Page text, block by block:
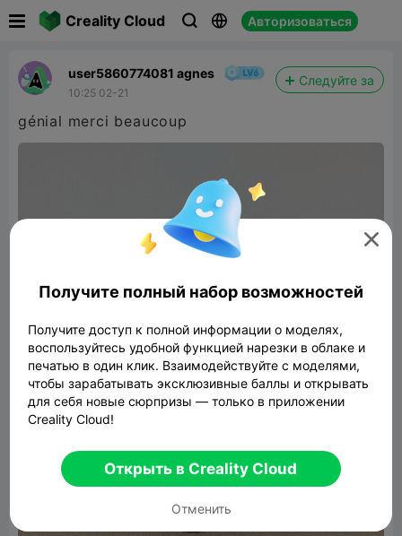
Creality Cloud   Авторизоваться
user5860774081 agnes
10:25 02-21
Следуйте за
génial merci beaucoup

Получите полный набор возможностей
Получите доступ к полной информации о моделях,
воспользуйтесь удобной функцией нарезки в облаке и
печатью в один клик. Взаимодействуйте с моделями,
чтобы зарабатывать эксклюзивные баллы и открывать
для себя новые сюрпризы — только в приложении
Creality Cloud!
Открыть в Creality Cloud
Отменить